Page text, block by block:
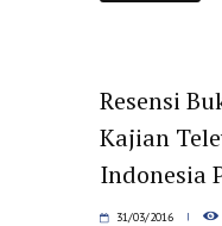
Resensi
Kajian
Indonesia
31/03/2016